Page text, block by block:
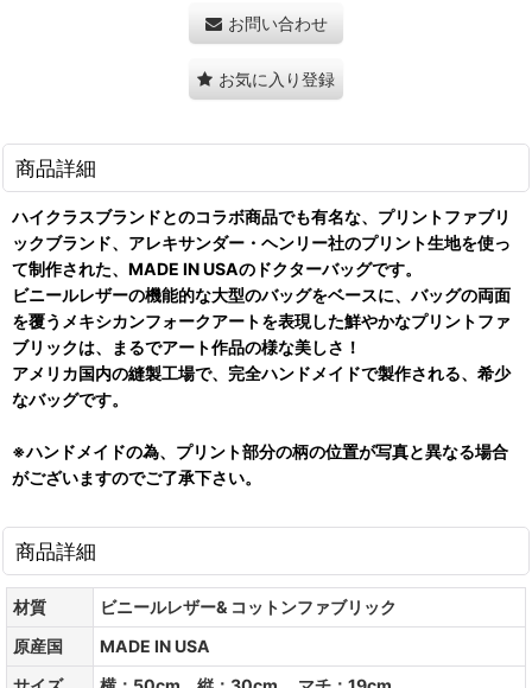
お問い合わせ
お気に入り登録
商品詳細
ハイクラスブランドとのコラボ商品でも有名な、プリントファブリ
ックブランド、アレキサンダー・ヘンリー社のプリント生地を使っ
て制作された、MADE IN USAのドクターバッグです。
ビニールレザーの機能的な大型のバッグをベースに、バッグの両面
を覆うメキシカンフォークアートを表現した鮮やかなプリントファ
ブリックは、まるでアート作品の様な美しさ！
アメリカ国内の縫製工場で、完全ハンドメイドで製作される、希少
なバッグです。
※ハンドメイドの為、プリント部分の柄の位置が写真と異なる場合
がございますのでご了承下さい。
商品詳細
材質
ビニールレザー& コットンファブリック
原産国
MADE IN USA